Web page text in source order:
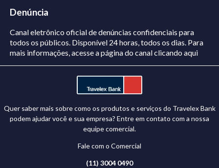
Denúncia
Canal eletrônico oficial de denúncias confidenciais para
todos os públicos. Disponível 24 horas, todos os dias. Para
mais informações, acesse a página do canalclicando aqui
Quer saber mais sobre como os produtos e serviços do Travelex Bank
podem ajudar você e sua empresa? Entre em contato com a nossa
equipe comercial.
Fale com o Comercial
(11) 3004 0490